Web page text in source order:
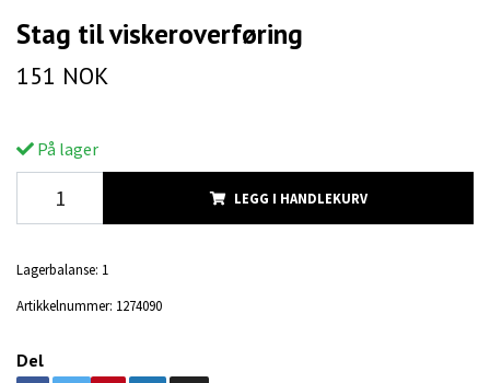
Stag til viskeroverføring
151 NOK
På lager
LEGG I HANDLEKURV
Lagerbalanse: 1
Artikkelnummer: 1274090
Del